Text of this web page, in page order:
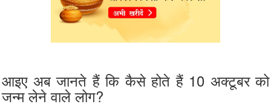
आइए अब जानते हैं कि कैसे होते हैं 10 अक्टूबर को
जन्म लेने वाले लोग?